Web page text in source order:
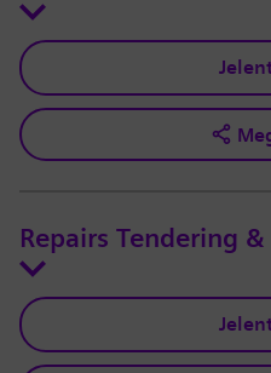
Repairs Tendering